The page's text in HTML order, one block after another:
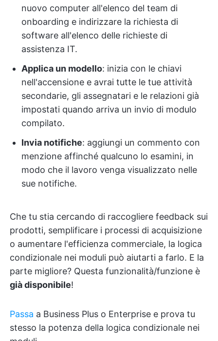
nuovo computer all'elenco del team di
onboarding e indirizzare la richiesta di
software all'elenco delle richieste di
assistenza IT.
Applica un modello: inizia con le chiavi
nell'accensione e avrai tutte le tue attività
secondarie, gli assegnatari e le relazioni già
impostati quando arriva un invio di modulo
compilato.
Invia notifiche: aggiungi un commento con
menzione affinché qualcuno lo esamini, in
modo che il lavoro venga visualizzato nelle
sue notifiche.
Che tu stia cercando di raccogliere feedback sui
prodotti, semplificare i processi di acquisizione
o aumentare l'efficienza commerciale, la logica
condizionale nei moduli può aiutarti a farlo. E la
parte migliore? Questa funzionalità/funzione è
già disponibile!
Passa a Business Plus o Enterprise e prova tu
stesso la potenza della logica condizionale nei